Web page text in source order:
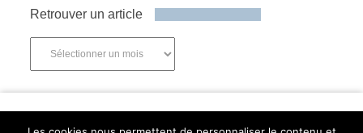
Retrouver un article